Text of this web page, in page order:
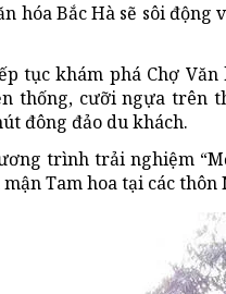
hóa Bắc Hà sẽ sôi
tục khám phá Chợ
thống, cưỡi ngựa trên
đông đảo du khách.
trình trải nghiệm
Tam hoa tại các